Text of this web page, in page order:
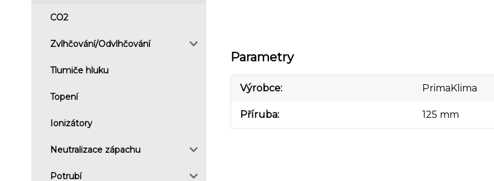
CO2
Zvlhčování/Odvlhčování
Tlumiče hluku
Topení
Ionizátory
Neutralizace zápachu
Potrubí
Parametry
Výrobce PrimaKlima
Příruba 125 mm